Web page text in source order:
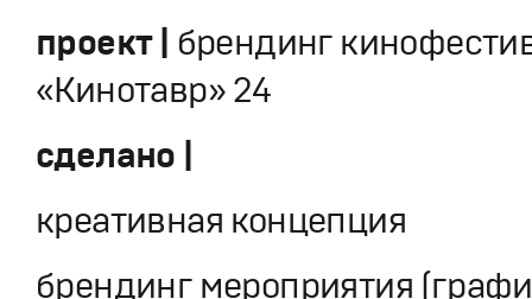
проект | брендинг
«Кинотавр» 24
сделано |
креативная концепция
брендинг мероприятия